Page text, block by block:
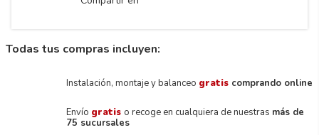
Todas tus compras incluyen:
Instalación, montaje y balanceo gratis comprando online
Envío gratis o recoge en cualquiera de nuestras más de
75 sucursales